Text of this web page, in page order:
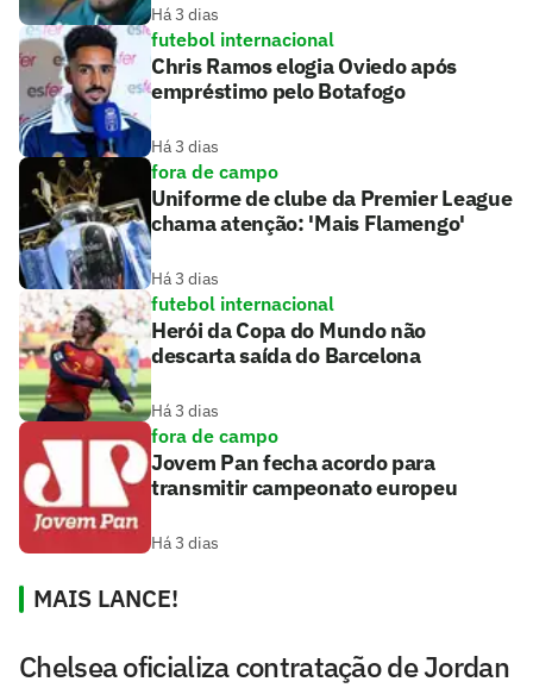
Há 3 dias
futebol internacional
Chris Ramos elogia Oviedo após
empréstimo pelo Botafogo
Há 3 dias
fora de campo
Uniforme de clube da Premier League
chama atenção: 'Mais Flamengo'
Há 3 dias
futebol internacional
Herói da Copa do Mundo não
descarta saída do Barcelona
Há 3 dias
fora de campo
Jovem Pan fecha acordo para
transmitir campeonato europeu
Há 3 dias
MAIS LANCE!
Chelsea oficializa contratação de Jordan